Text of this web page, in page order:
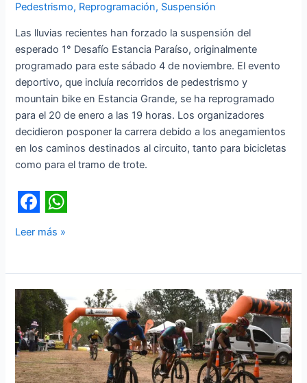
Pedestrismo, Reprogramación, Suspensión
Las lluvias recientes han forzado la suspensión del
esperado 1° Desafío Estancia Paraíso, originalmente
programado para este sábado 4 de noviembre. El evento
deportivo, que incluía recorridos de pedestrismo y
mountain bike en Estancia Grande, se ha reprogramado
para el 20 de enero a las 19 horas. Los organizadores
decidieron posponer la carrera debido a los anegamientos
en los caminos destinados al circuito, tanto para bicicletas
como para el tramo de trote.
F
c
e
b
o
o
k
W
a
t
s
A
p
p
Leer más »
«Llega
el
1°
Desafío
Estancia
Paraíso